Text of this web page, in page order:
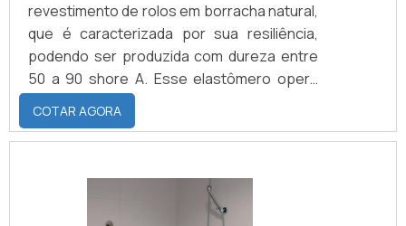
revestimento de rolos em borracha natural,
que é caracterizada por sua resiliência,
podendo ser produzida com dureza entre
50 a 90 shore A. Esse elastômero opera
entre temperaturas mínimas de -20°C e
90°C, possui excelente aderência a metais,
excelente resistência ao rasgamento,
dielétrica.QUALIDADES DO MATERIAL PARA
O SERVIÇOEm relação a deformação
COTAR AGORA